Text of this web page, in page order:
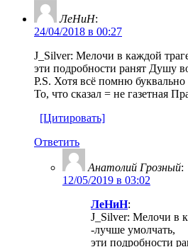
ЛеНиН:
24/04/2018 в 00:27
J_Silver: Мелочи в каждой
эти подробности ранят Душу
P.S. Хотя всё помню буквально
То, что сказал = не газетная
[Цитировать]
Ответить
Анатолий Грозный:
12/05/2019 в 03:02
ЛеНиН:
J_Silver: Мелочи в
-лучше умолчать,
эти подробности